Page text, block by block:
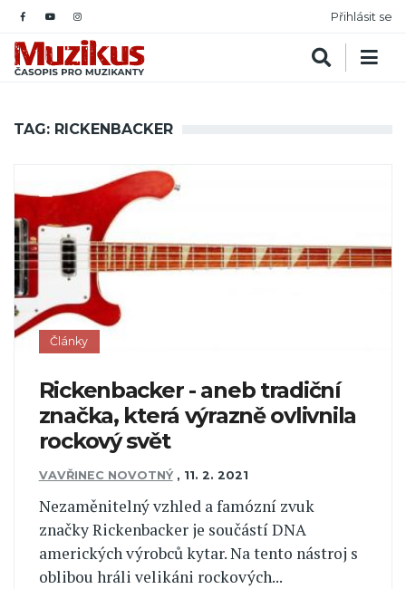
Přihlásit se
TAG: RICKENBACKER
Články
Rickenbacker - aneb tradiční
značka, která výrazně ovlivnila
rockový svět
VAVŘINEC NOVOTNÝ , 11. 2. 2021
Nezaměnitelný vzhled a famózní zvuk
značky Rickenbacker je součástí DNA
amerických výrobců kytar. Na tento nástroj s
oblibou hráli velikáni rockových...